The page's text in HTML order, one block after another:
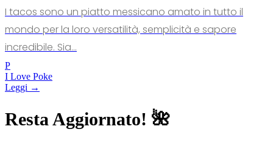
I tacos sono un piatto messicano amato in tutto il
mondo per la loro versatilità, semplicità e sapore
incredibile. Sia...
P
I Love Poke
Leggi →
Resta Aggiornato! 🌺